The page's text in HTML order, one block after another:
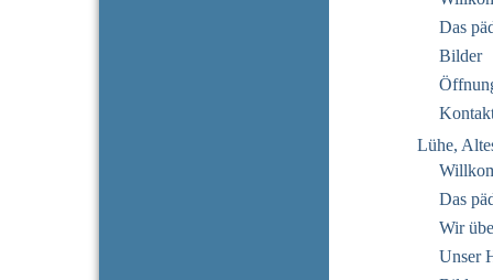
Das
Bilder
Lühe,
Das
Wir
Unser